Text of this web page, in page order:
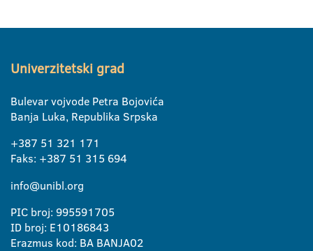
Univerzitetski grad
Bulevar vojvode Petra Bojovića
Banja Luka, Republika Srpska
+387 51 321 171
Faks: +387 51 315 694
info@unibl.org
PIC broj: 995591705
ID broj: E10186843
Erazmus kod: BA BANJA02